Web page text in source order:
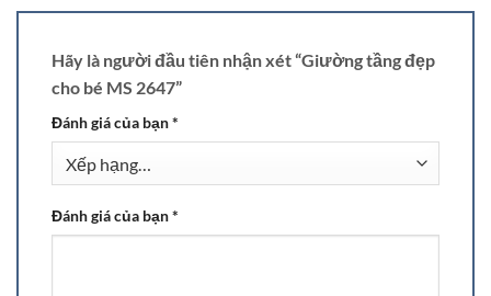
Hãy là người đầu tiên nhận xét “Giường tầng đẹp
cho bé MS 2647”
Đánh giá của bạn*
Đánh giá của bạn*